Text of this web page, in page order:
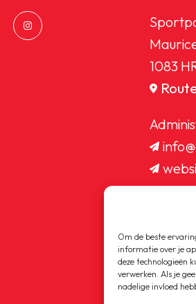
Om de beste
informatie over je
deze technologieën
verwerken. Als je
nadelige invloed
1083